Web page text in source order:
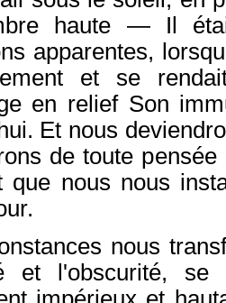
haute — Il
apparentes,
et se
en relief Son
Et nous
de toute
que nous nous
nous
et l'obscurité, se